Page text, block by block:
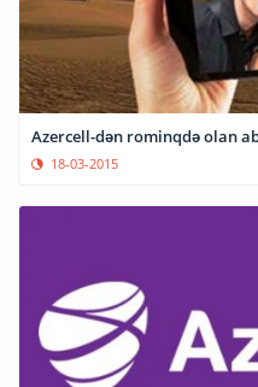
Azercell-dən rominqdə olan
18-03-2015